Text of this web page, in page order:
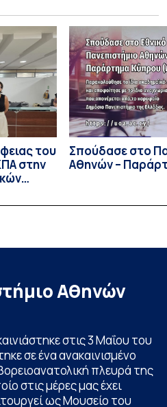
Βουλγαρίας. Σε αυτόν
εκπροσωπώντας 135
Από την Ελλάδα, συμμετείχαν
Πολυτεχνείο, το Αριστοτέλειο
του
στην
Σπούδασε στο
Αθηνών –
Αθηνών
στις 3 Μαΐου του
σε ένα ανακαινισμένο
πλευρά της
στις μέρες μας έχει
ως Μουσείο του